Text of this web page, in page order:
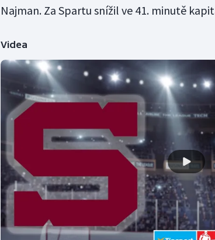
Najman. Za Spartu snížil ve 41. minutě
Videa